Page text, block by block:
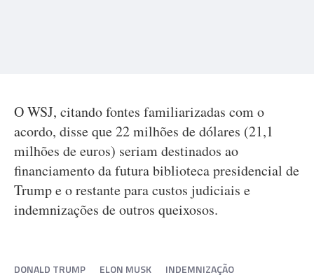
O WSJ, citando fontes familiarizadas com o
acordo, disse que 22 milhões de dólares (21,1
milhões de euros) seriam destinados ao
financiamento da futura biblioteca presidencial de
Trump e o restante para custos judiciais e
indemnizações de outros queixosos.
DONALD TRUMP ELON MUSK
INDEMNIZAÇÃO